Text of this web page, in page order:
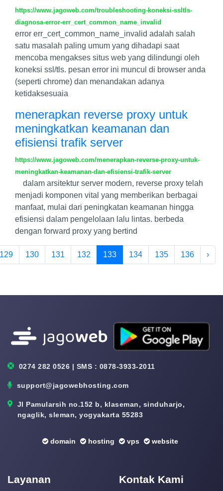
https://www.jagoweb.com/troubleshooting-koneksi-ssltls-
diagnosa-error-err_cert_common_name_invalid
error err_cert_common_name_invalid adalah salah
satu masalah paling umum yang dihadapi saat
mencoba mengakses situs web yang dilindungi oleh
koneksi ssl/tls. pesan error ini muncul di browser anda
(seperti chrome) dan menandakan adanya
ketidaksesuaia
menerapkan reverse proxy untuk
meningkatkan keamanan dan
efisiensi trafik server
https://www.jagoweb.com/menerapkan-reverse-proxy-untuk-
meningkatkan-keamanan-dan-efisiensi-trafik-server
dalam arsitektur server modern, reverse proxy telah
menjadi komponen vital yang memberikan berbagai
manfaat, mulai dari peningkatan keamanan hingga
efisiensi dalam pengelolaan lalu lintas. berbeda
dengan forward proxy yang bertind
129 130 131 132 133 134 135 136 ›
0274 282 0526 | SMS : 0878-3933-2011
support@jagowebhosting.com
Jl Pamularsih no.152 b, klaseman, sinduharjo,
ngaglik, sleman, yogyakarta 55283
domain hosting vps website
Layanan Kontak Kami